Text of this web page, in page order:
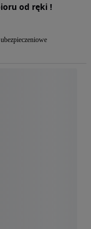
od ręki !